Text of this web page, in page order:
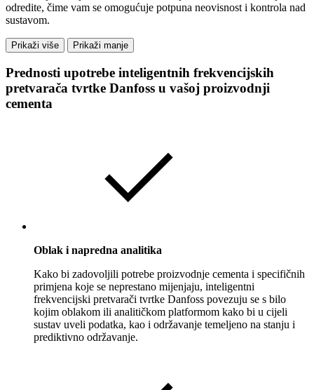
odredite, čime vam se omogućuje potpuna neovisnost i kontrola nad
sustavom.
Prikaži više Prikaži manje
Prednosti upotrebe inteligentnih frekvencijskih
pretvarača tvrtke Danfoss u vašoj proizvodnji
cementa
Oblak i napredna analitika
Kako bi zadovoljili potrebe proizvodnje cementa i specifičnih
primjena koje se neprestano mijenjaju, inteligentni
frekvencijski pretvarači tvrtke Danfoss povezuju se s bilo
kojim oblakom ili analitičkom platformom kako bi u cijeli
sustav uveli podatka, kao i održavanje temeljeno na stanju i
prediktivno održavanje.